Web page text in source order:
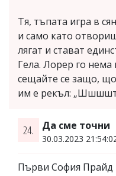
Тя, тъпата игра в
и само като
лягат и стават
Гела. Лорер го
сещайте се защо,
им е рекъл: „Шшшшт!
24. Да сме точни
30.03.2023
Първи София Прайд